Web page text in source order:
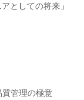
としての将来」
質管理の極意